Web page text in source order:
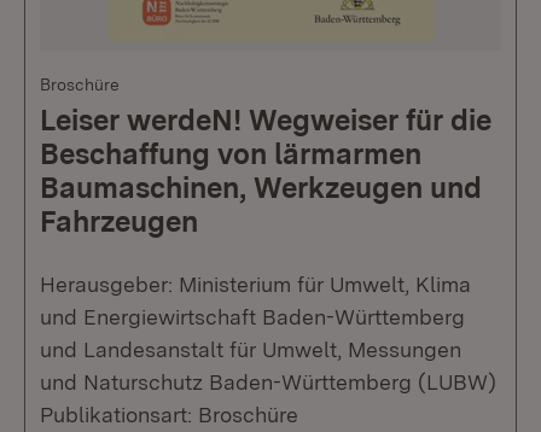
Broschüre
Leiser werdeN! Wegweiser für die
Beschaffung von lärmarmen
Baumaschinen, Werkzeugen und
Fahrzeugen
Herausgeber: Ministerium für Umwelt, Klima
und Energiewirtschaft Baden-Württemberg
und Landesanstalt für Umwelt, Messungen
und Naturschutz Baden-Württemberg (LUBW)
Publikationsart: Broschüre